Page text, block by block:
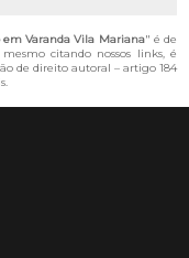
em Varanda Vila Mariana" é de
citando nossos links, é
de direito autoral – artigo 184
.